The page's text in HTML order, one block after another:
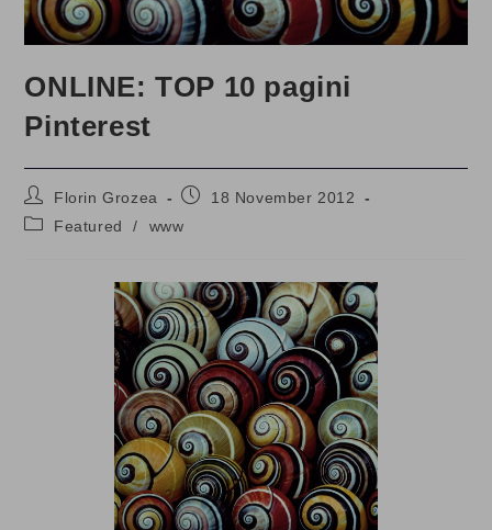
ONLINE: TOP 10 pagini
Pinterest
Post
author:
Florin Grozea
Post18 November 2012
PostFeatured / www